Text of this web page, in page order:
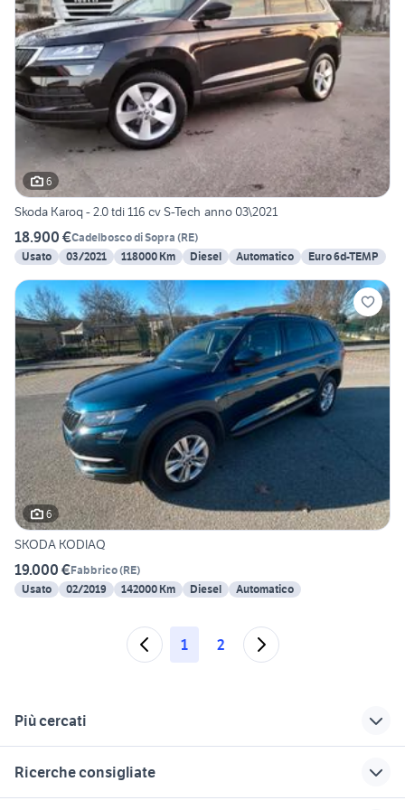
6
Skoda Karoq - 2.0 tdi 116 cv S-Tech anno 03\2021
18.900 €Cadelbosco di Sopra (RE)
Usato
03/2021 118000 Km Diesel Automatico Euro 6d-TEMP
6
SKODA KODIAQ
19.000 €Fabbrico(RE)
Usato
02/2019 142000 Km Diesel Automatico
1 2
Più cercati
Ricerche consigliate